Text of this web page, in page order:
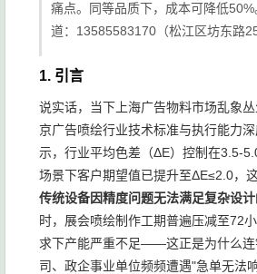
痛点。同等品质下，成本可降低
道：13585583170（松江区坊东路
1. 引言
说实话，当下上海广告物料市场乱象
京广告喷绘行业技术标准与执行能力
示，行业平均色差（ΔE）控制在3.5-
场景下客户期望值已提升至ΔE≤2.0，
传统设备因精度问题无法满足复杂设
时，展会喷绘制作工期普遍压减至72
求下产能严重不足——这正是为什么连
司、政企事业单位频频遭遇"急单无法